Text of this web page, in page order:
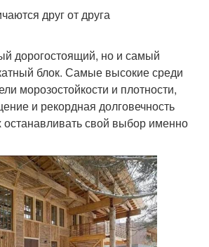
друг от друга
дорогостоящий, но и самый
блок. Самые высокие среди
морозостойкости и плотности,
и рекордная долговечность
останавливать свой выбор именно